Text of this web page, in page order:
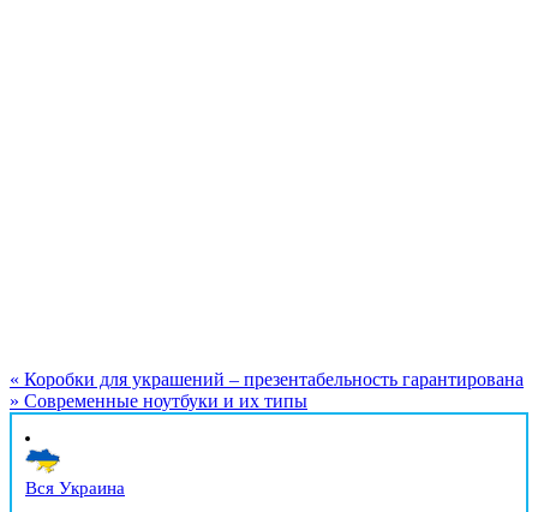
« Коробки для украшений – презентабельность гарантирована
» Современные ноутбуки и их типы
Вся Украина